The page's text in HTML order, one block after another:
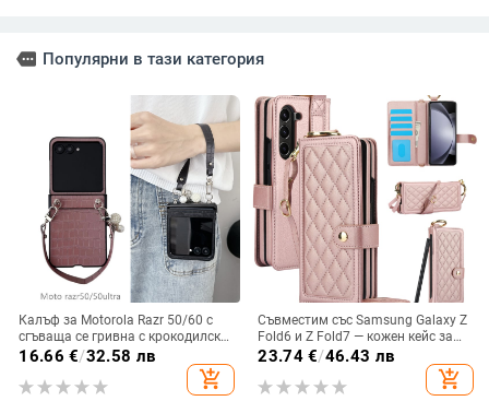
more Популярни в тази категория
Калъф за Motorola Razr 50/60 с
сгъваща се гривна с крокодилски
релеф
16.66 €/32.58 лв
add_shopping_cart
Съвместим със Samsung Galaxy Z
Fold6 и Z Fold7 — кожен кейс за
телефон с слот за стилус,
сгъваем дизайн, елегантен стил, с
каишка за китката, за дами
23.74€/46.43 лв
add_shopping_cart